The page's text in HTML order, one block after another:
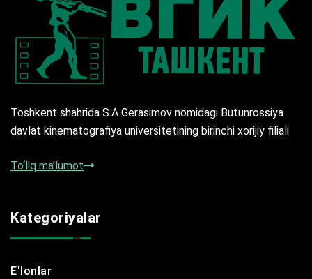
Toshkent shahrida S.A Gerasimov nomidagi Butunrossiya
davlat kinematografiya universitetining birinchi xorijiy filiali
To‘liq ma’lumot
Kategoriyalar
E'lonlar